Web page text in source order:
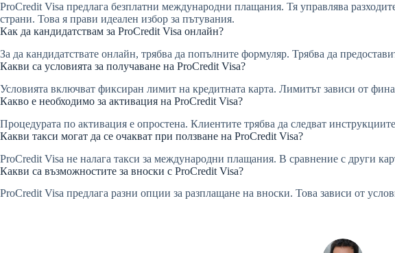
ProCredit Visa предлага безплатни международни плащания. Тя управлява
страни. Това я прави идеален избор за пътувания.
Как да кандидатствам за ProCredit Visa онлайн?
За да кандидатствате онлайн, трябва да попълните формуляр. Трябва да
Какви са условията за получаване на ProCredit Visa?
Условията включват фиксиран лимит на кредитната карта. Лимитът зависи от
Какво е необходимо за активация на ProCredit Visa?
Процедурата по активация е опростена. Клиентите трябва да следват
Какви такси могат да се очакват при ползване на ProCredit Visa?
ProCredit Visa не налага такси за международни плащания. В сравнение с други
Какви са възможностите за вноски с ProCredit Visa?
ProCredit Visa предлага разни опции за разплащане на вноски. Това зависи от